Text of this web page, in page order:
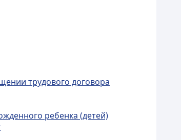
трудового договора
ребенка (детей)